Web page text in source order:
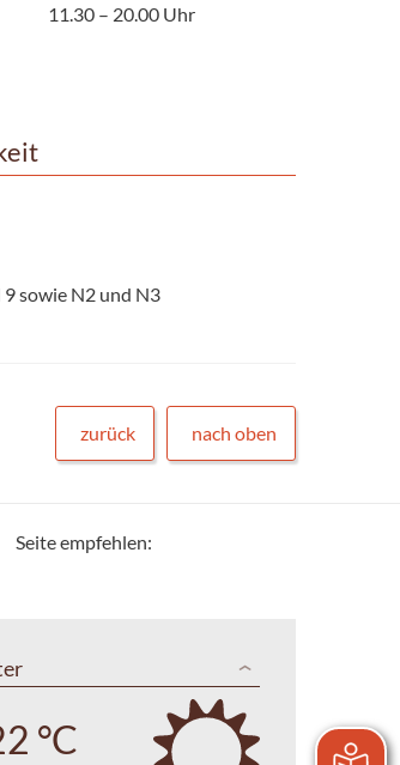
11.30 – 20.00 Uhr
9 sowie N2 und N3
zurück nach oben
Seite empfehlen:
°C